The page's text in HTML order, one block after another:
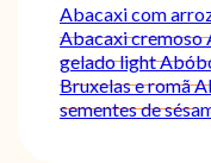
Abacaxi com
Abacaxi cremoso
gelado light
Bruxelas e romã
sementes de